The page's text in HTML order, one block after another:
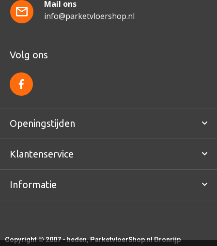
Mail ons
info@parketvloershop.nl
Volg ons
f
a
c
e
o
o
Openingstijden
Klantenservice
Informatie
Copyright © 2007 - heden, ParketvloerShop.nl Dronrijp